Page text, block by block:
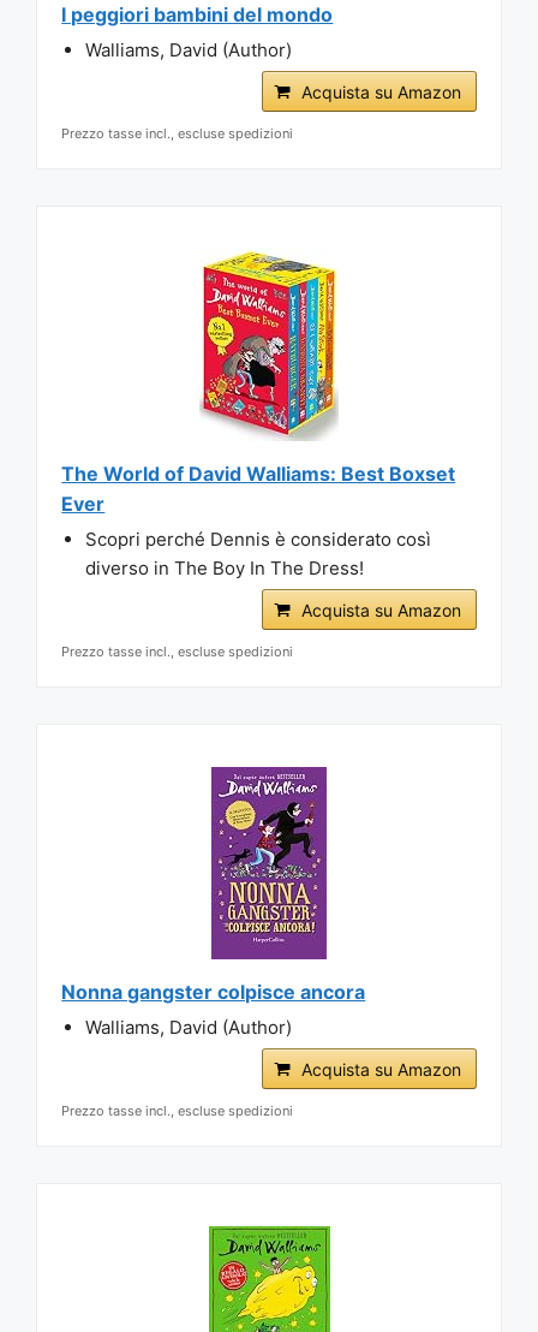
I peggiori bambini del mondo
Walliams, David (Author)
Acquista su Amazon
Prezzo tasse incl., escluse spedizioni
The World of David Walliams: Best Boxset
Ever
Scopri perché Dennis è considerato così
diverso in The Boy In The Dress!
Acquista su Amazon
Prezzo tasse incl., escluse spedizioni
Nonna gangster colpisce ancora
Walliams, David (Author)
Acquista su Amazon
Prezzo tasse incl., escluse spedizioni